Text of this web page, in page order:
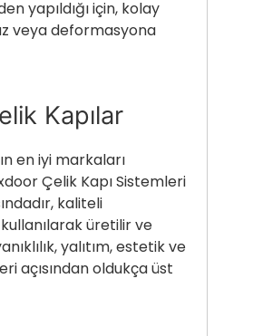
yapıldığı için, kolay
veya deformasyona
Kapılar
en iyi markaları
Çelik Kapı Sistemleri
kaliteli
üretilir ve
yalıtım, estetik ve
açısından oldukça üst